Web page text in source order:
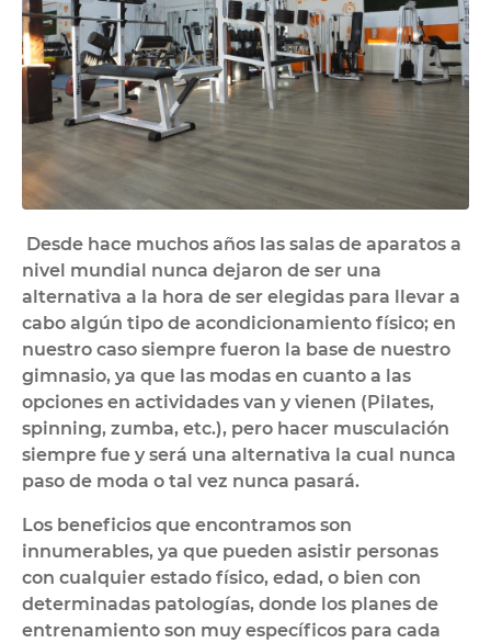
​ Desde hace muchos años las salas de aparatos a
nivel mundial nunca dejaron de ser una
alternativa a la hora de ser elegidas para llevar a
cabo algún tipo de acondicionamiento físico; en
nuestro caso siempre fueron la base de nuestro
gimnasio, ya que las modas en cuanto a las
opciones en actividades van y vienen (Pilates,
spinning, zumba, etc.), pero hacer musculación
siempre fue y será una alternativa la cual nunca
paso de moda o tal vez nunca pasará.
Los beneficios que encontramos son
innumerables, ya que pueden asistir personas
con cualquier estado físico, edad, o bien con
determinadas patologías, donde los planes de
entrenamiento son muy específicos para cada